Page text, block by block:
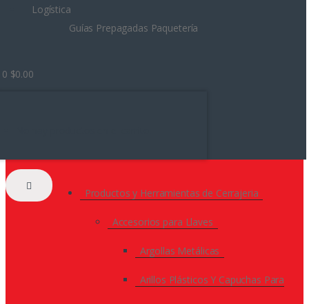
Logística
Guías Prepagadas Paquetería
0 $0.00
Productos y Herramientas de Cerrajeria
Accesorios para Llaves
Argollas Metálicas
Arillos Plásticos Y Capuchas Para